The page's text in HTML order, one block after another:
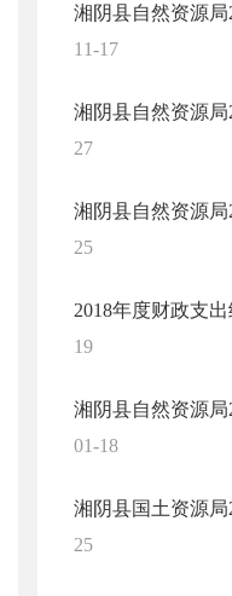
湘阴县自然资源
11-17
湘阴县自然资源
27
湘阴县自然资源
25
2018年度财政支
19
湘阴县自然资源
01-18
湘阴县国土资源
25